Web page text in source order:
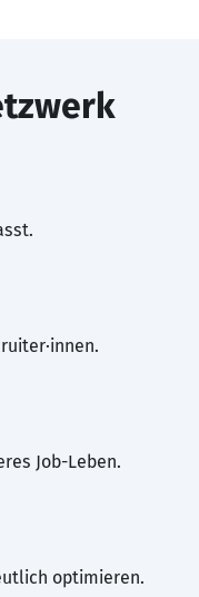
Job-Leben.
optimieren.